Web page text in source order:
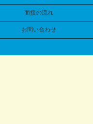
面接の流れ
お問い合わせ